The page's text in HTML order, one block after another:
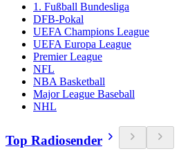
1. Fußball Bundesliga
DFB-Pokal
UEFA Champions League
UEFA Europa League
Premier League
NFL
NBA Basketball
Major League Baseball
NHL
Top Radiosender